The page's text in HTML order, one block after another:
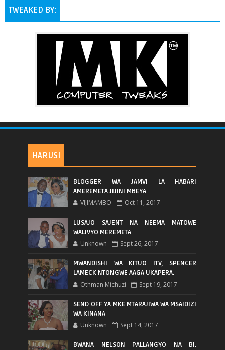
TWEAKED BY:
HARUSI
BLOGGER WA JAMVI LA HABARI
AMEREMETA JIJINI MBEYA
VIJIMAMBO Oct 11, 2017
LUSAJO SAJENT NA NEEMA MATOWE
WALIVYO MEREMETA
Unknown Sept 26, 2017
MWANDISHI WA KITUO ITV, SPENCER
LAMECK NTONGWE AAGA UKAPERA.
Othman Michuzi Sept 19, 2017
SEND OFF YA MKE MTARAJIWA WA MSAIDIZI
WA KINANA
Unknown Sept 14, 2017
BWANA NELSON PALLANGYO NA BI.